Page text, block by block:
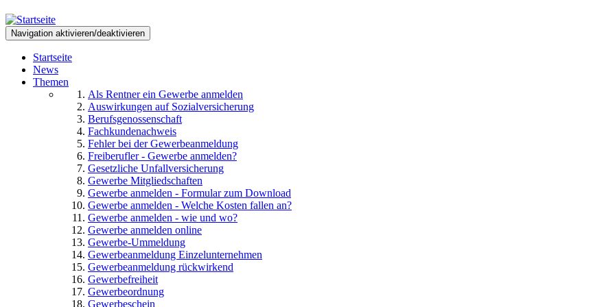
Direkt
zum
Inhalt
Navigation aktivieren/deaktivieren
Startseite
News
Themen
Als Rentner ein Gewerbe anmelden
Auswirkungen auf Sozialversicherung
Berufsgenossenschaft
Fachkundenachweis
Fehler bei der Gewerbeanmeldung
Freiberufler - Gewerbe anmelden?
Gesetzliche Unfallversicherung
Gewerbe Mitgliedschaften
Gewerbe anmelden - Formular zum Download
Gewerbe anmelden - Welche Kosten fallen an?
Gewerbe anmelden - wie und wo?
Gewerbe anmelden online
Gewerbe-Ummeldung
Gewerbeanmeldung Einzelunternehmen
Gewerbeanmeldung rückwirkend
Gewerbefreiheit
Gewerbeordnung
Gewerbeschein